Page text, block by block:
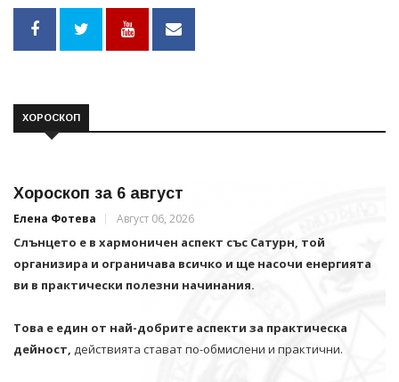
ХОРОСКОП
Хороскоп за 6 август
Елена Фотева Август 06, 2026
Слънцето е в хармоничен аспект със Сатурн, той
организира и ограничава всичко и щe насочи енергията
ви в практически полезни начинания.
Това е един от най-добрите аспекти за практическа
дейност, действията стават по-обмислени и практични.